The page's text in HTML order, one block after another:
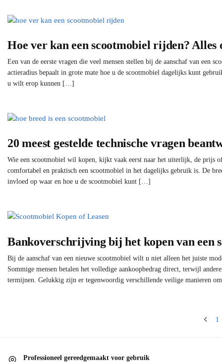
Hoe ver kan een scootmobiel rijden?
Een van de eerste vragen die veel mensen stellen bij de aanschaf van een
actieradius bepaalt in grote mate hoe u de scootmobiel dagelijks kunt
u wilt erop kunnen […]
20 meest gestelde technische vragen
Wie een scootmobiel wil kopen, kijkt vaak eerst naar het uiterlijk, de prijs
comfortabel en praktisch een scootmobiel in het dagelijks gebruik is. De
invloed op waar en hoe u de scootmobiel kunt […]
Bankoverschrijving bij het kopen van een
Bij de aanschaf van een nieuwe scootmobiel wilt u niet alleen het juiste
Sommige mensen betalen het volledige aankoopbedrag direct, terwijl
termijnen. Gelukkig zijn er tegenwoordig verschillende veilige manieren
1
Professioneel gereedgemaakt voor gebruik